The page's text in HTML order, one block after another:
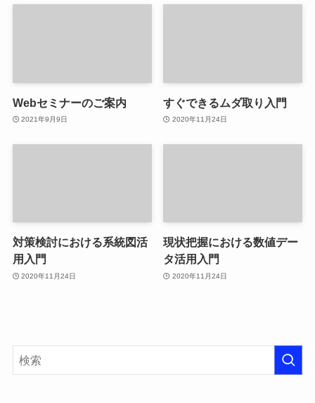
Webセミナーのご案内
2021年9月9日
すぐできるムダ取り入門
2020年11月24日
対策検討における系統図活
用入門
2020年11月24日
現状把握における数値デー
タ活用入門
2020年11月24日